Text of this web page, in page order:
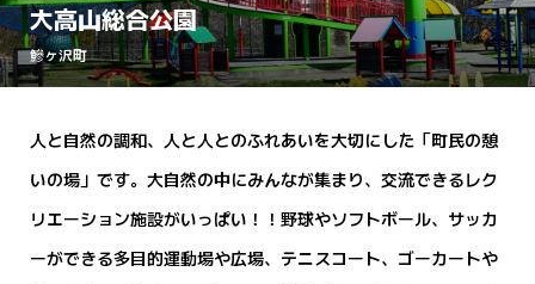
大高山総合公園
鰺ヶ沢町
人と自然の調和、人と人とのふれあいを大切にした「町民の憩
いの場」です。大自然の中にみんなが集まり、交流できるレク
リエーション施設がいっぱい！！野球やソフトボール、サッカ
ーができる多目的運動場や広場、テニスコート、ゴーカートや